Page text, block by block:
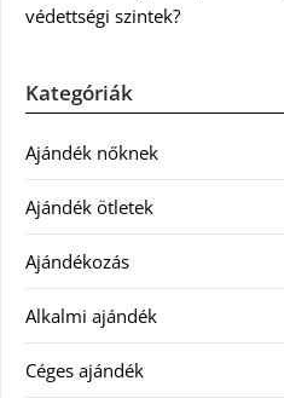
védettségi szintek?
Kategóriák
Ajándék nőknek
Ajándék ötletek
Ajándékozás
Alkalmi ajándék
Céges ajándék